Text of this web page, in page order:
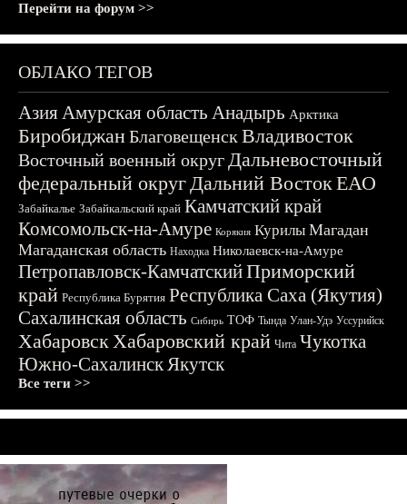
Перейти на форум >>
ОБЛАКО ТЕГОВ
АзияАмурская область Анадырь Арктика
БиробиджанБлаговещенскВладивосток
Восточный военный округДальневосточный
федеральный округДальний ВостокЕАО
Забайкалье Забайкальский край Камчатский край
Комсомольск-на-Амуре Корякия Курилы Магадан
Магаданская область Находка Николаевск-на-Амуре
Петропавловск-КамчатскийПриморский
край Республика Бурятия Республика Саха (Якутия)
Сахалинская область Сибирь ТОФ Тында Улан-Удэ Уссурийск
ХабаровскХабаровский край Чита Чукотка
Южно-СахалинскЯкутск
Все теги >>